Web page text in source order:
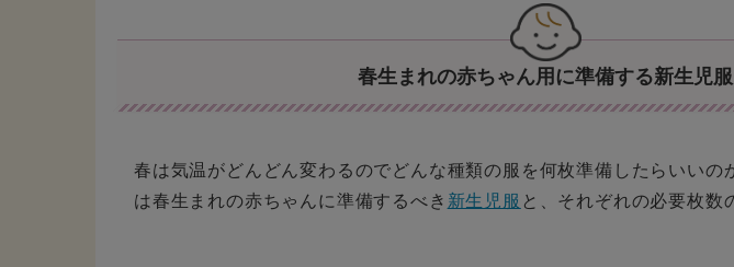
春生まれの赤ちゃん用に準備する新生児服
春は気温がどんどん変わるのでどんな種類の服を何枚準備したらいいの
は春生まれの赤ちゃんに準備するべき 新生児服 と、それぞれの必要枚数